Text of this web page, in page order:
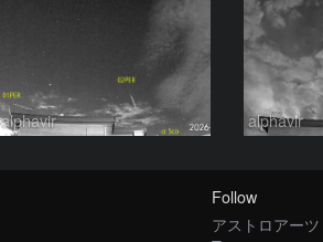
alphavir alphavir
Follow
アストロアーツ